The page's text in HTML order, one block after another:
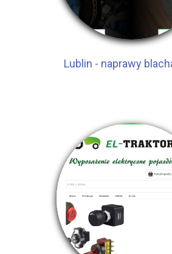
Lublin - naprawy